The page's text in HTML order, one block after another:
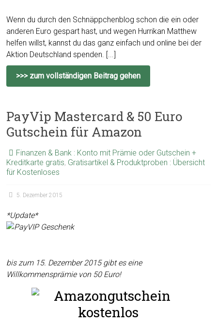
Wenn du durch den Schnäppchenblog schon die ein oder
anderen Euro gespart hast, und wegen Hurrikan Matthew
helfen willst, kannst du das ganz einfach und online bei der
Aktion Deutschland spenden. [...]
>>> zum vollständigen Beitrag gehen
PayVip Mastercard & 50 Euro
Gutschein für Amazon
Finanzen & Bank : Konto mit Prämie oder Gutschein +
Kreditkarte gratis, Gratisartikel & Produktproben : Übersicht
für Kostenloses
5. Dezember 2015
*Update*
bis zum 15. Dezember 2015 gibt es eine
Willkommensprämie von 50 Euro!